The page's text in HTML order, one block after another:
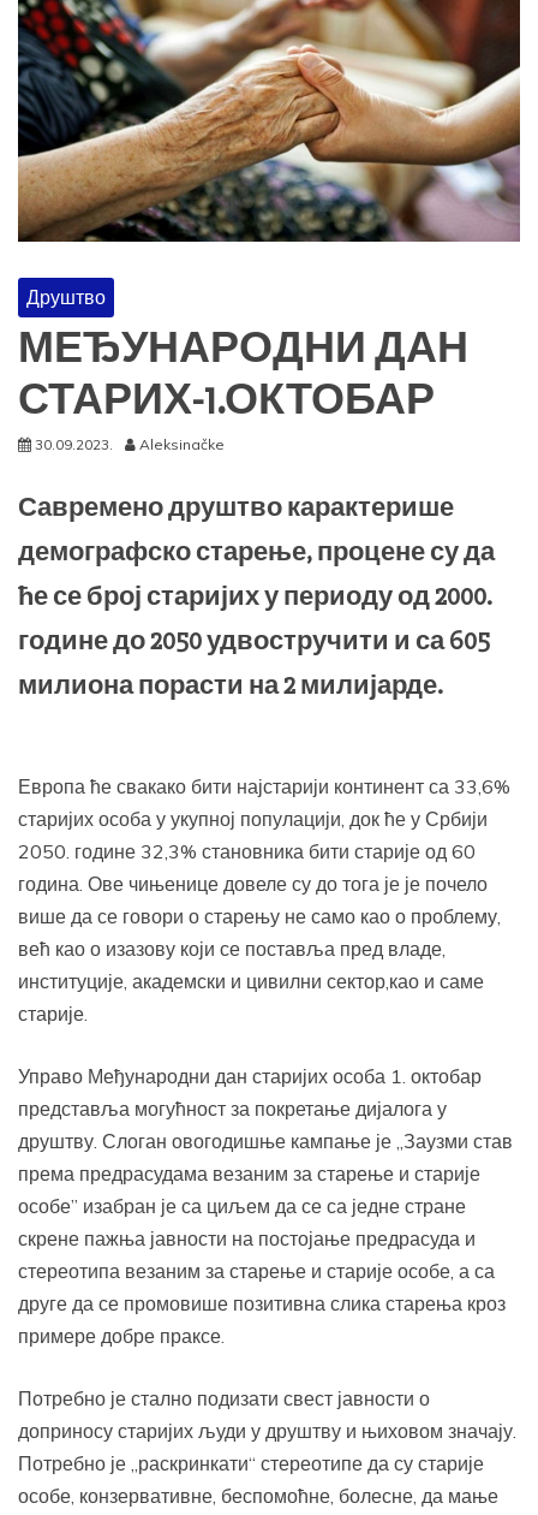
Друштво
МЕЂУНАРОДНИ ДАН
СТАРИХ-1.ОКТОБАР
30.09.2023. Aleksinačke
Савремено друштво карактерише
демографско старење, процене су да
ће се број старијих у периоду од 2000.
године до 2050 удвостручити и са 605
милиона порасти на 2 милијарде.
Европа ће свакако бити најстарији континент са 33,6%
старијих особа у укупној популацији, док ће у Србији
2050. године 32,3% становника бити старије од 60
година. Ове чињенице довеле су до тога је је почело
више да се говори о старењу не само као о проблему,
већ као о изазову који се поставља пред владе,
институције, академски и цивилни сектор,као и саме
старије.
Управо Међународни дан старијих особа 1. октобар
представља могућност за покретање дијалога у
друштву. Слоган овогодишње кампање је „Заузми став
према предрасудама везаним за старење и старије
особе” изабран је са циљем да се са једне стране
скрене пажња јавности на постојање предрасуда и
стереотипа везаним за старење и старије особе, а са
друге да се промовише позитивна слика старења кроз
примере добре праксе.
Потребно је стално подизати свест јавности о
доприносу старијих људи у друштву и њиховом значају.
Потребно је „раскринкати“ стереотипе да су старије
особе, конзервативне, беспомоћне, болесне, да мање